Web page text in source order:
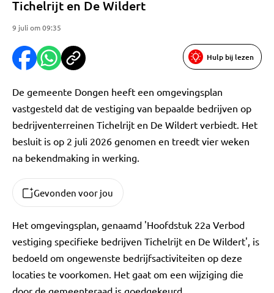
Tichelrijt en De Wildert
9 juli om 09:35
Hulp bij lezen
De gemeente Dongen heeft een omgevingsplan
vastgesteld dat de vestiging van bepaalde bedrijven op
bedrijventerreinen Tichelrijt en De Wildert verbiedt. Het
besluit is op 2 juli 2026 genomen en treedt vier weken
na bekendmaking in werking.
Gevonden voor jou
Het omgevingsplan, genaamd 'Hoofdstuk 22a Verbod
vestiging specifieke bedrijven Tichelrijt en De Wildert', is
bedoeld om ongewenste bedrijfsactiviteiten op deze
locaties te voorkomen. Het gaat om een wijziging die
door de gemeenteraad is goedgekeurd.